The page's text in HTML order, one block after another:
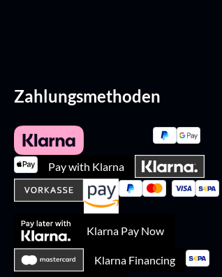
Zahlungsmethoden
Pay with Klarna
Klarna Pay Now
Klarna Financing